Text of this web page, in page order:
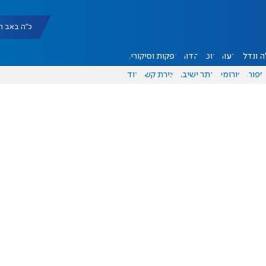
כ"ה באב תשפ"ו
ונדל"ן דעות אוכל יהדות הפקות וסיקורים
ספורט פורומים אתר ישיבה יצירת קשר עוד